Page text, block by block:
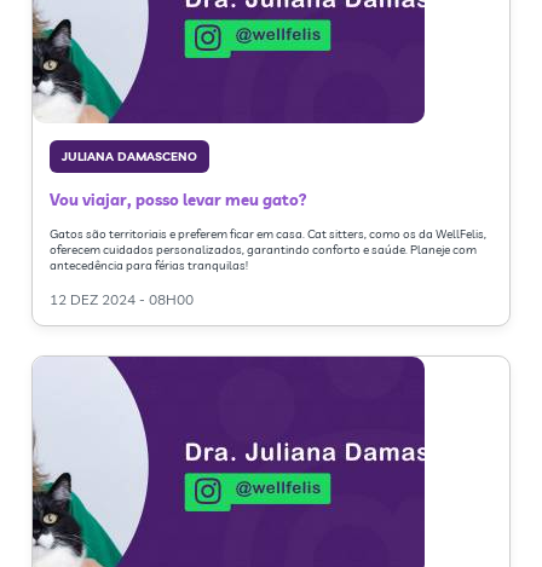
JULIANA DAMASCENO
Vou viajar, posso levar meu gato?
Gatos são territoriais e preferem ficar em casa. Cat sitters, como os da WellFelis,
oferecem cuidados personalizados, garantindo conforto e saúde. Planeje com
antecedência para férias tranquilas!
12 DEZ 2024 - 08H00